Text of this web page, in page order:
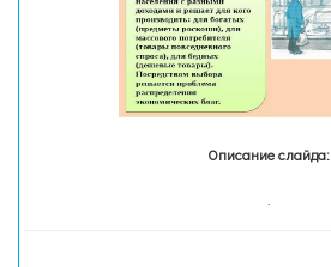
Описание слайда: